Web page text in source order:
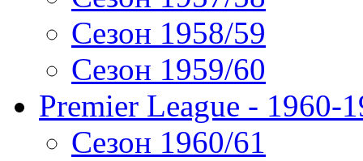
Сезон 1958/59
Сезон 1959/60
Premier League - 1960-
Сезон 1960/61